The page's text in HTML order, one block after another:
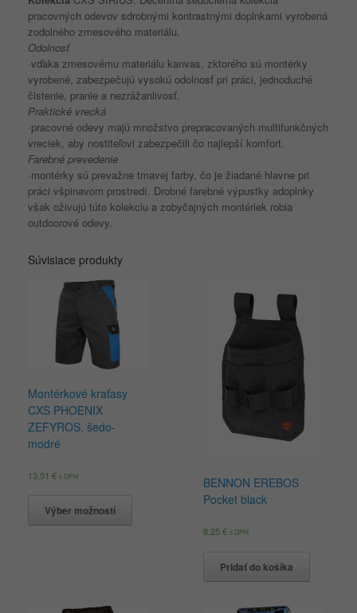
pracovných odevov sdrobnými kontrastnými doplnkami vyrobená
zodolného zmesového materiálu.
Odolnosť
·vďaka zmesovému materiálu kanvas, zktorého sú montérky
vyrobené, zabezpečujú vysokú odolnosť pri práci, jednoduché
čistenie, pranie a nezrážanlivosť.
Praktické vrecká
·pracovné odevy majú množstvo prepracovaných multifunkčných
vreciek, aby nostiteľovi zabezpečili čo najlepší komfort.
Farebné prevedenie
·montérky sú prevažne tmavej farby, čo je žiadané hlavne pri
práci všpinavom prostredí. Drobné farebné výpustky adoplnky
však oživujú túto kolekciu a zobyčajných montériek robia
outdoorové odevy.
Súvisiace produkty
Montérkové kraťasy
CXS PHOENIX
ZEFYROS, šedo-
modré
13,51 € s DPH
Výber možností
BENNON EREBOS
Pocket black
8,25€ s DPH
Pridať do košíka